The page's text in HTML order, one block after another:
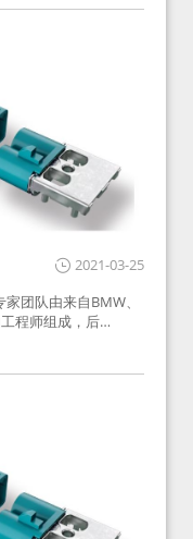
2021-03-25
团队由来自BMW、
程师组成，后
年并入
于车载收音机天线连
的射频连接器，被业